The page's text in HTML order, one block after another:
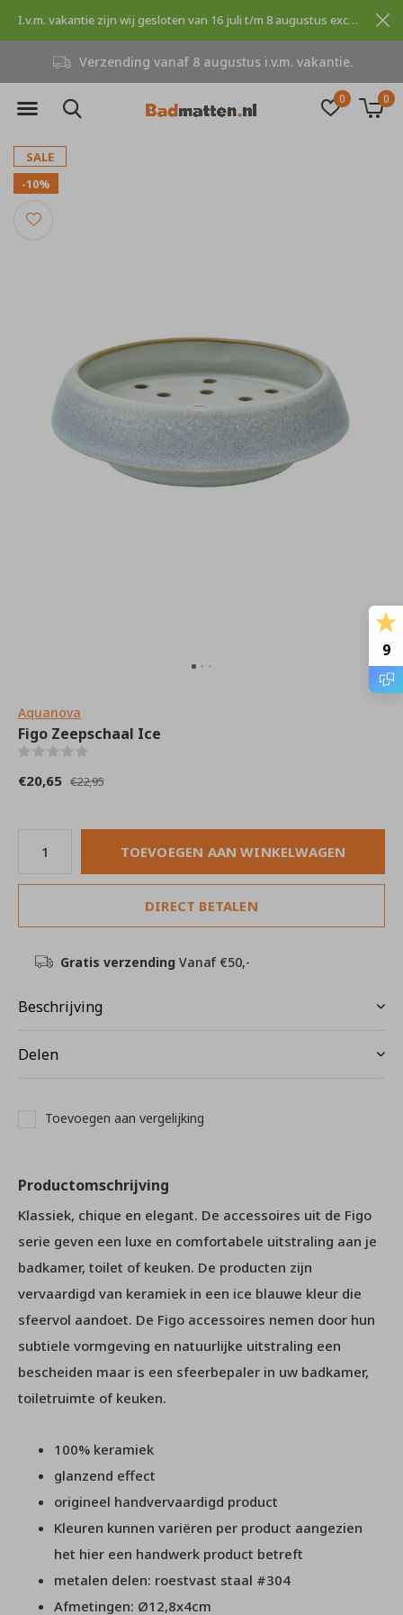
0 0
Verzending vanaf 8 augustus i.v.m. vakantie.
I.v.m. vakantie zijn wij gesloten van 16 juli t/m 8 augustus excuses voor dit ongemak.
SALE
-10%
Aquanova
Figo Zeepschaal Ice
€20,65 €22,95
TOEVOEGEN AAN WINKELWAGEN
DIRECT BETALEN
Gratis verzending Vanaf €50,-
Beschrijving
Delen
Toevoegen aan vergelijking
Productomschrijving
Klassiek, chique en elegant. De accessoires uit de Figo
serie geven een luxe en comfortabele uitstraling aan je
badkamer, toilet of keuken. De producten zijn
vervaardigd van keramiek in een ice blauwe kleur die
sfeervol aandoet. De Figo accessoires nemen door hun
subtiele vormgeving en natuurlijke uitstraling een
bescheiden maar is een sfeerbepaler in uw badkamer,
toiletruimte of keuken.
100% keramiek
glanzend effect
origineel handvervaardigd product
Kleuren kunnen variëren per product aangezien
het hier een handwerk product betreft
metalen delen: roestvast staal #304
Afmetingen: Ø12,8x4cm
9